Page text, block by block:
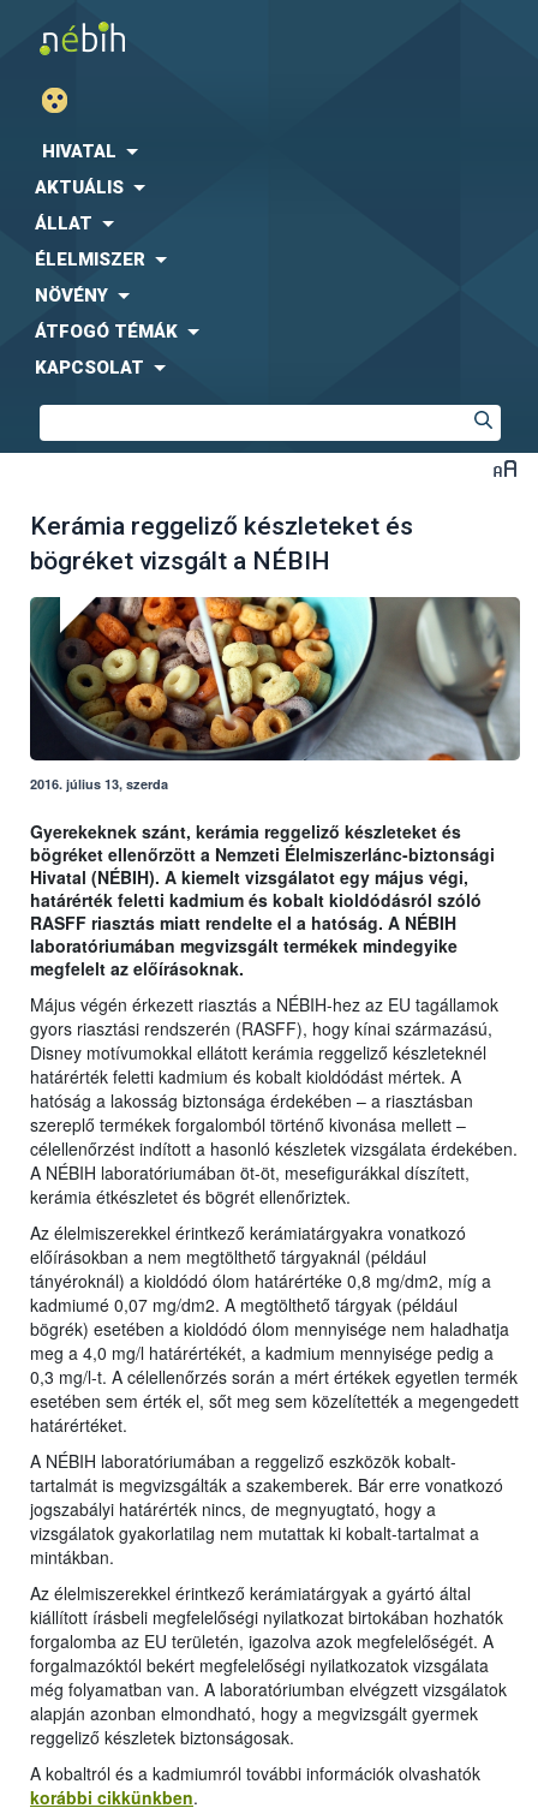
HIVATAL
AKTUÁLIS
ÁLLAT
ÉLELMISZER
NÖVÉNY
ÁTFOGÓ TÉMÁK
KAPCSOLAT
Kerámia reggeliző készleteket és
bögréket vizsgált a NÉBIH
2016. július 13, szerda
Gyerekeknek szánt, kerámia reggeliző készleteket és
bögréket ellenőrzött a Nemzeti Élelmiszerlánc-biztonsági
Hivatal (NÉBIH). A kiemelt vizsgálatot egy május végi,
határérték feletti kadmium és kobalt kioldódásról szóló
RASFF riasztás miatt rendelte el a hatóság. A NÉBIH
laboratóriumában megvizsgált termékek mindegyike
megfelelt az előírásoknak.
Május végén érkezett riasztás a NÉBIH-hez az EU tagállamok
gyors riasztási rendszerén (RASFF), hogy kínai származású,
Disney motívumokkal ellátott kerámia reggeliző készleteknél
határérték feletti kadmium és kobalt kioldódást mértek. A
hatóság a lakosság biztonsága érdekében – a riasztásban
szereplő termékek forgalomból történő kivonása mellett –
célellenőrzést indított a hasonló készletek vizsgálata érdekében.
A NÉBIH laboratóriumában öt-öt, mesefigurákkal díszített,
kerámia étkészletet és bögrét ellenőriztek.
Az élelmiszerekkel érintkező kerámiatárgyakra vonatkozó
előírásokban a nem megtölthető tárgyaknál (például
tányéroknál) a kioldódó ólom határértéke 0,8 mg/dm2, míg a
kadmiumé 0,07 mg/dm2. A megtölthető tárgyak (például
bögrék) esetében a kioldódó ólom mennyisége nem haladhatja
meg a 4,0 mg/l határértékét, a kadmium mennyisége pedig a
0,3 mg/l-t. A célellenőrzés során a mért értékek egyetlen termék
esetében sem érték el, sőt meg sem közelítették a megengedett
határértéket.
A NÉBIH laboratóriumában a reggeliző eszközök kobalt-
tartalmát is megvizsgálták a szakemberek. Bár erre vonatkozó
jogszabályi határérték nincs, de megnyugtató, hogy a
vizsgálatok gyakorlatilag nem mutattak ki kobalt-tartalmat a
mintákban.
Az élelmiszerekkel érintkező kerámiatárgyak a gyártó által
kiállított írásbeli megfelelőségi nyilatkozat birtokában hozhatók
forgalomba az EU területén, igazolva azok megfelelőségét. A
forgalmazóktól bekért megfelelőségi nyilatkozatok vizsgálata
még folyamatban van. A laboratóriumban elvégzett vizsgálatok
alapján azonban elmondható, hogy a megvizsgált gyermek
reggeliző készletek biztonságosak.
A kobaltról és a kadmiumról további információk olvashatók
korábbi cikkünkben.